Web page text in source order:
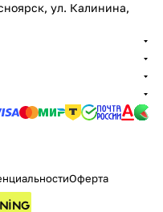
ул. Калинина,
Оферта